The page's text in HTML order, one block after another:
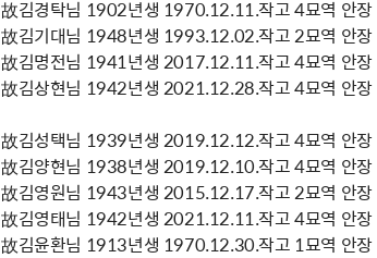
故김경탁님 1902년생 1970.12.11.작고 4묘역 안장
故김기대님 1948년생 1993.12.02.작고 2묘역 안장
故김명전님 1941년생 2017.12.11.작고 4묘역 안장
故김상현님 1942년생 2021.12.28.작고 4묘역 안장
故김성택님 1939년생 2019.12.12.작고 4묘역 안장
故김양현님 1938년생 2019.12.10.작고 4묘역 안장
故김영원님 1943년생 2015.12.17.작고 2묘역 안장
故김영태님 1942년생 2021.12.11.작고 4묘역 안장
故김윤환님 1913년생 1970.12.30.작고 1묘역 안장